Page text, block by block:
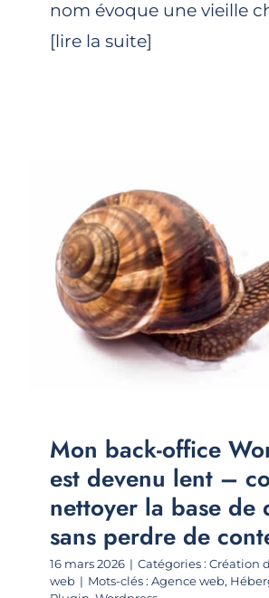
nom évoque une vieille
[lire la suite]
Mon back-office
est devenu lent –
nettoyer la base de
sans perdre de
16 mars 2026 | Catégories : Création
web | Mots-clés : Agence web,